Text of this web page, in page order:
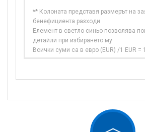
** Колоната представя размерът на
бенефициента разходи
Елемент в светло синьо позволява
детайли при избирането му
Всички суми са в евро (EUR) /1 EUR =